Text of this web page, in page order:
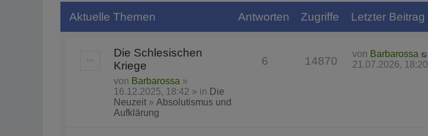
Aktuelle Themen Antworten Zugriffe Letzter Beitrag
Die Schlesischen
Kriege
von Barbarossa »
16.12.2025, 18:42 » in Die
Neuzeit » Absolutismus und
Aufklärung
6 14870
von Barbarossa
21.07.2026, 18:20